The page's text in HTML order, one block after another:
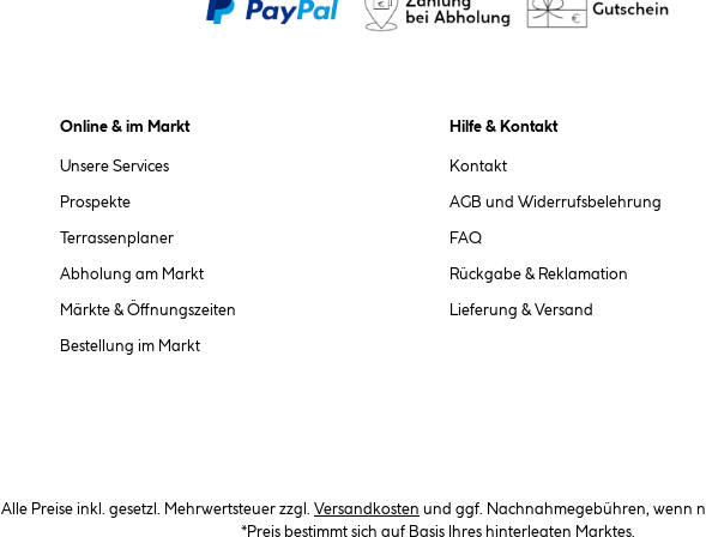
Online & im Markt
Unsere Services
Prospekte
Terrassenplaner
Abholung am Markt
Märkte & Öffnungszeiten
Bestellung im Markt
Hilfe & Kontakt
Kontakt
AGB und Widerrufsbelehrung
FAQ
Rückgabe & Reklamation
Lieferung & Versand
Alle Preise inkl. gesetzl. Mehrwertsteuer zzgl. Versandkosten und ggf. Nachnahmegebühren, wenn
*Preis bestimmt sich auf Basis Ihres hinterlegten Marktes.